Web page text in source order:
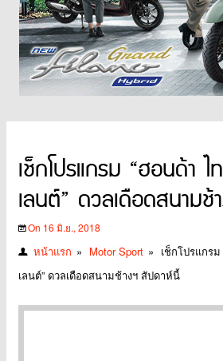
เช็กโปรแกรม “ฮอนด้า
เลนต์” ดวลเดือดสนาม
On 16 มิ.ย., 2018
หน้าแรก » Motor Sport » เช็กโปรแกร
เลนต์” ดวลเดือดสนามช้างฯ สัปดาห์นี้